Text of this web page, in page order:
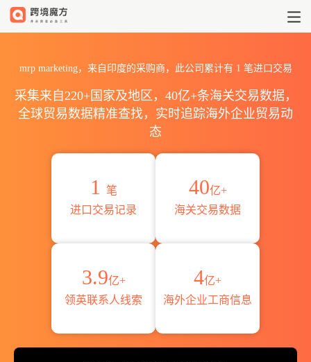
mrp marketing，来自印度的采购商，此公司累计有 1 笔进口交易
采集来自220+国家及地区，40亿+条海关交易数据，
全球贸易数据精准查找，实时追踪海外企业贸易动
态
1
笔
进口交易记录
40亿+
海关交易数据
3.9亿+
领英联系人线索
4亿+
海外企业工商信息